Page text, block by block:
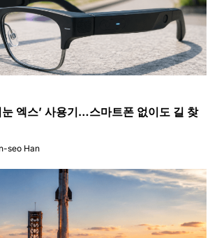
엑스’ 사용기…스마트폰 없이도 길 찾
seo Han